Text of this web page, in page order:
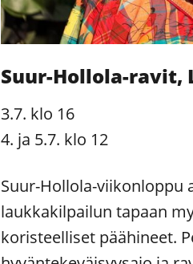
Suur-Hollola-ravit,
3.7. klo 16
4. ja 5.7. klo 12
Suur-Hollola-viikonloppu
laukkakilpailun tapaan
koristeelliset päähineet.